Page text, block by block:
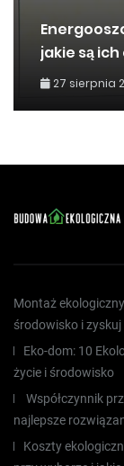
jakie są
27 sierpnia
Montaż
środowisko i
Eko-dom: 10
życie i środowisko
Współczynnik
najlepsze
Koszty